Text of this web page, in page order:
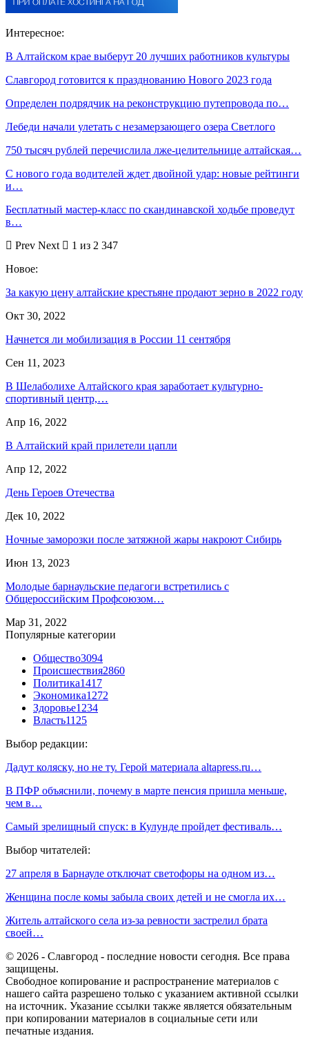
Интересное:
В Алтайском крае выберут 20 лучших работников культуры
Славгород готовится к празднованию Нового 2023 года
Определен подрядчик на реконструкцию путепровода по…
Лебеди начали улетать с незамерзающего озера Светлого
750 тысяч рублей перечислила лже-целительнице алтайская…
С нового года водителей ждет двойной удар: новые рейтинги
и…
Бесплатный мастер-класс по скандинавской ходьбе проведут
в…
Prev Next
1 из 2 347
Новое:
За какую цену алтайские крестьяне продают зерно в 2022 году
Окт 30, 2022
Начнется ли мобилизация в России 11 сентября
Сен 11, 2023
В Шелаболихе Алтайского края заработает культурно-
спортивный центр,…
Апр 16, 2022
В Алтайский край прилетели цапли
Апр 12, 2022
День Героев Отечества
Дек 10, 2022
Ночные заморозки после затяжной жары накроют Сибирь
Июн 13, 2023
Молодые барнаульские педагоги встретились с
Общероссийским Профсоюзом…
Мар 31, 2022
Популярные категории
Общество3094
Происшествия2860
Политика1417
Экономика1272
Здоровье1234
Власть1125
Выбор редакции:
Дадут коляску, но не ту. Герой материала altapress.ru…
В ПФР объяснили, почему в марте пенсия пришла меньше,
чем в…
Самый зрелищный спуск: в Кулунде пройдет фестиваль…
Выбор читателей:
27 апреля в Барнауле отключат светофоры на одном из…
Женщина после комы забыла своих детей и не смогла их…
Житель алтайского села из-за ревности застрелил брата
своей…
© 2026 - Славгород - последние новости сегодня. Все права
защищены.
Свободное копирование и распространение материалов с
нашего сайта разрешено только с указанием активной ссылки
на источник. Указание ссылки также является обязательным
при копировании материалов в социальные сети или
печатные издания.